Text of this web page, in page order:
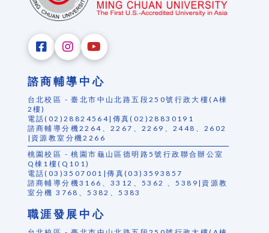
諮商輔導中心
台北校區 - 臺北市中山北路五段250號行政大樓(A棟
2樓)
電話(02)28824564|傳真(02)28830191
諮商輔導分機2264、2267、2269、2448、2602
|資源教室分機2266
桃園校區 - 桃園市龜山區德明路5號行政聯合辦公室
Q棟1樓(Q101)
電話(03)3507001|傳真(03)3593857
諮商輔導分機3166、3312、5362 、5389|資源教
室分機 3768、5382、5383
職涯發展中心